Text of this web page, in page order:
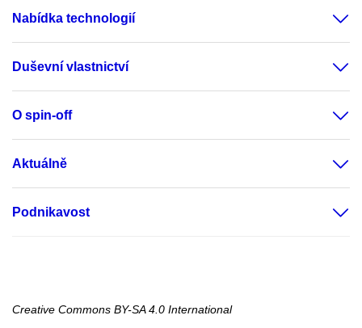
Nabídka technologií
Duševní vlastnictví
O spin-off
Aktuálně
Podnikavost
Creative Commons BY-SA 4.0 International